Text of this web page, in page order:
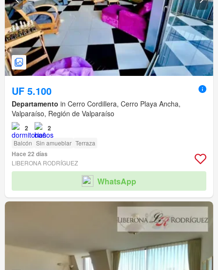
UF 5.100
Departamento in Cerro Cordillera, Cerro Playa Ancha,
Valparaíso, Región de Valparaíso
2 2
Balcón Sin amueblar Terraza
Hace 22 días
LIBERONA RODRÍGUEZ
WhatsApp